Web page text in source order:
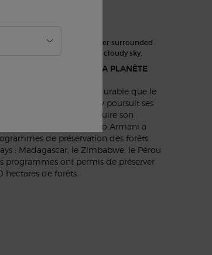
FORÊTS, PROTÉGER LA PLANÈTE
à la transformation durable que le
et espère, Armani beauty poursuit ses
durabilité afin de réduire son
Depuis 2019, Giorgio Armani a
de préservation des forêts
: Madagascar, le Zimbabwe, le Pérou
programmes ont permis de préserver
hectares de forêts.